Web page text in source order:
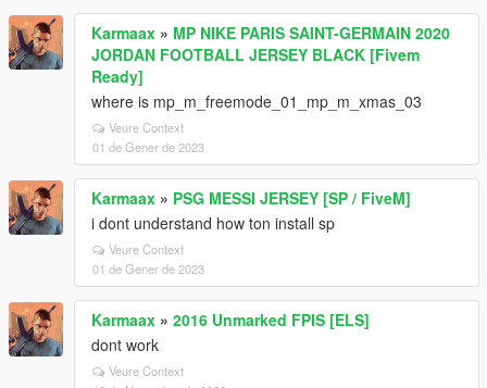
Karmaax » MP NIKE PARIS SAINT-GERMAIN 2020
JORDAN FOOTBALL JERSEY BLACK [Fivem
Ready]
where is mp_m_freemode_01_mp_m_xmas_03
Veure Context
01 de Gener de 2023
Karmaax » PSG MESSI JERSEY [SP / FiveM]
i dont understand how ton install sp
Veure Context
01 de Gener de 2023
Karmaax » 2016 Unmarked FPIS [ELS]
dont work
Veure Context